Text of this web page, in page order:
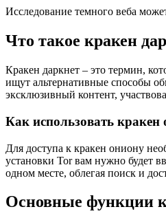
Исследование темного веба
Что такое кракен
Кракен даркнет – это термин,
ищут альтернативные способы
эксклюзивный контент,
Как использовать кракен
Для доступа к кракен ониону
установки Tor вам нужно будет
одном месте, облегая поиск и
Основные функции